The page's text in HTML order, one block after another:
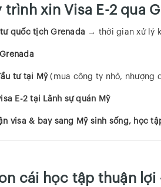
trình xin Visa E-2 qua
quốc tịch Grenada → thời gian xử lý
tư tại Mỹ(mua công ty nhỏ, nhượng
E-2 tại Lãnh sự quán Mỹ
visa & bay sang Mỹ sinh sống, học
cái học tập thuận